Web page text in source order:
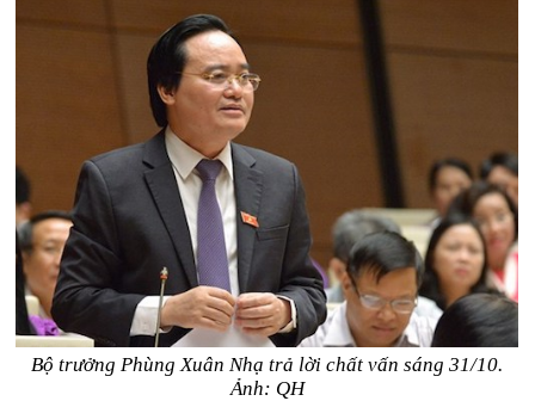
Bộ trưởng Phùng Xuân Nhạ trả lời chất vấn sáng 31/10.
Ảnh: QH